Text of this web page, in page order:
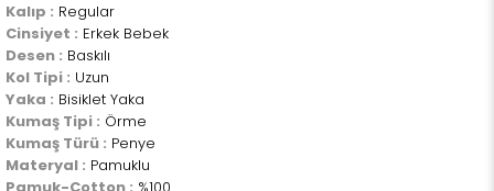
Kalıp : Regular
Cinsiyet : Erkek Bebek
Desen : Baskılı
Kol Tipi : Uzun
Yaka : Bisiklet Yaka
Kumaş Tipi : Örme
Kumaş Türü : Penye
Materyal : Pamuklu